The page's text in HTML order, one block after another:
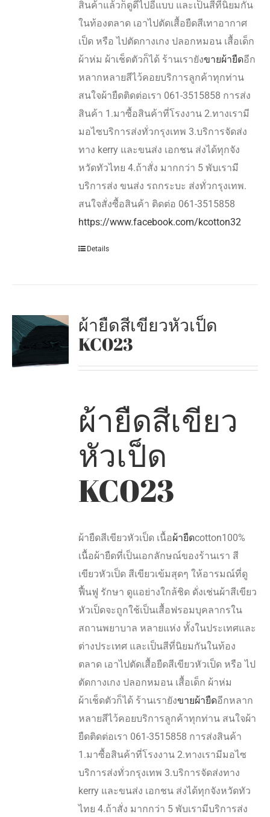
สินค้าแล้วก็ดูดีไปอีแบบ และเป็นสีที่นิยมกัน
ในท้องตลาด เอาไปตัดเสื้อยืดสีเทาอากาศ
เป็ด หรือ ไปตัดกางเกง ปลอกหมอน เสื้อเด็ก
ผ้าห่ม ผ้าเช็ดตัวก็ได้ ร้านเรายังขายผ้ายืดอีก
หลากหลายสีไว้คอยบริการลูกค้าทุกท่าน
สนใจผ้ายืดติดต่อเรา 061-3515858 การส่ง
สินค้า 1.มาซื้อสินค้าที่โรงงาน 2.ทางเรามี
มอไซบริการส่งทั่วกรุงเทพ 3.บริการจัดส่ง
ทาง kerry และขนส่ง เอกชน ส่งได้ทุกจัง
หวัดทัวไทย 4.ถ้าสั่ง มากกว่า 5 พับเรามี
บริการส่ง ขนส่ง รถกระบะ ส่งทั่วกรุงเทพ.
สนใจสั่งซื้อสินค้า ติดต่อ 061-3515858
https://www.facebook.com/kcotton32
Details
ผ้ายืดสีเขียวหัวเป็ด
KC023
ผ้ายืดสีเขียว
หัวเป็ด
KC023
ผ้ายืดสีเขียวหัวเป็ด เนื้อผ้ายืดcotton100%
เนื้อผ้ายืดที่เป็นเอกลักษณ์ของร้านเรา สี
เขียวหัวเป็ด สีเขียวเข้มสุดๆ ให้อารมณ์ที่ดู
ฟื้นฟู รักษา ดูแอย่างใกล้ชิด ดั่งเช่นผ้าสีเขียว
หัวเป็ดจะถูกใช้เป็นเสื้อฟรอมบุคลากรใน
สถานพยาบาล หลายแห่ง ทั้งในประเทศและ
ต่างประเทศ และเป็นสีที่นิยมกันในท้อง
ตลาด เอาไปตัดเสื้อยืดสีเขียวหัวเป็ด หรือ ไป
ตัดกางเกง ปลอกหมอน เสื้อเด็ก ผ้าห่ม
ผ้าเช็ดตัวก็ได้ ร้านเรายังขายผ้ายืดอีกหลาก
หลายสีไว้คอยบริการลูกค้าทุกท่าน สนใจผ้า
ยืดติดต่อเรา 061-3515858 การส่งสินค้า
1.มาซื้อสินค้าที่โรงงาน 2.ทางเรามีมอไซ
บริการส่งทั่วกรุงเทพ 3.บริการจัดส่งทาง
kerry และขนส่ง เอกชน ส่งได้ทุกจังหวัดทัว
ไทย 4.ถ้าสั่ง มากกว่า 5 พับเรามีบริการส่ง